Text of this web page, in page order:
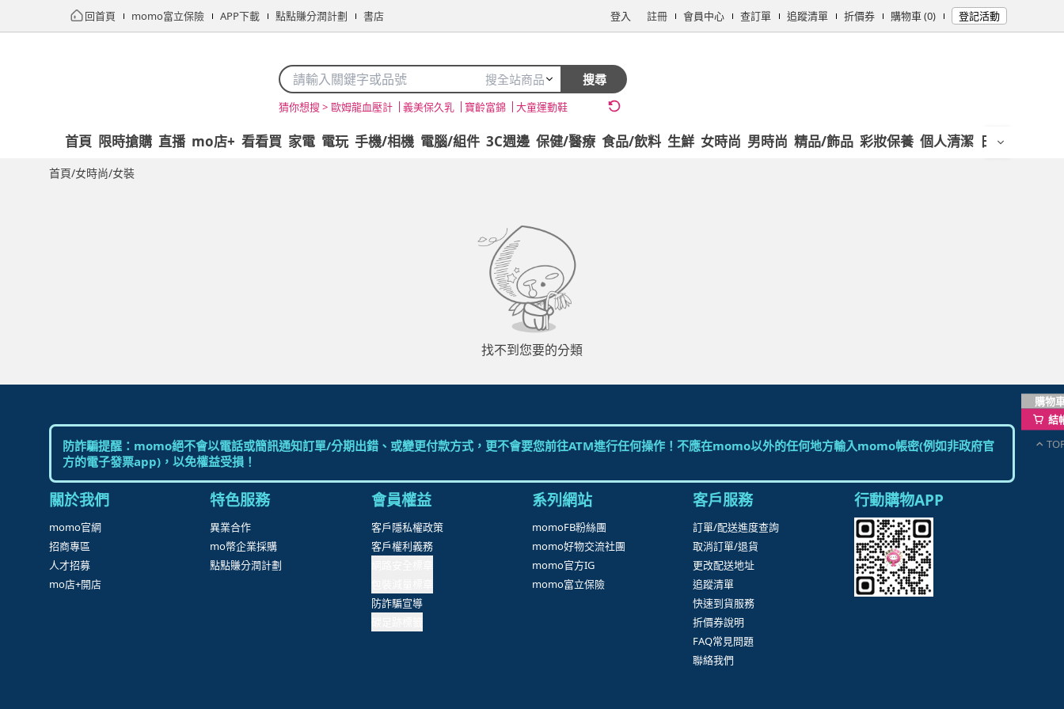
回首頁 momo富立保險 APP下載 點點賺分潤計劃 書店 登入 註冊 會員中心 查訂單 追蹤清單 折價券 購物車 (0) 登記活動
搜全站商品 搜尋
猜你想搜 > 歐姆龍血壓計 義美保久乳 寶齡富錦 大童運動鞋
首頁 限時搶購 直播 mo店+ 看看買 家電 電玩 手機/相機 電腦/組件 3C週邊 保健/醫療 食品/飲料 生鮮 女時尚 男時尚 精品/飾品 彩妝保養 個人清潔 日用/紙品
首頁/女時尚/女裝
找不到您要的分類
購物
結
防詐騙提醒：momo絕不會以電話或簡訊通知訂單/分期出錯、或變更付款方式，更不會要您前往ATM進行任何操作！不應在momo以外的任何地方輸入momo帳密(例如非政府官
方的電子發票app)，以免權益受損！
關於我們
momo官網
招商專區
人才招募
mo店+開店
特色服務
異業合作
mo幣企業採購
點點賺分潤計劃
會員權益
客戶隱私權政策
客戶權利義務
防詐騙宣導
系列網站
momoFB粉絲團
momo好物交流社團
momo官方IG
momo富立保險
客戶服務
訂單/配送進度查詢
取消訂單/退貨
更改配送地址
追蹤清單
快速到貨服務
折價券說明
FAQ常見問題
聯絡我們
行動購物APP